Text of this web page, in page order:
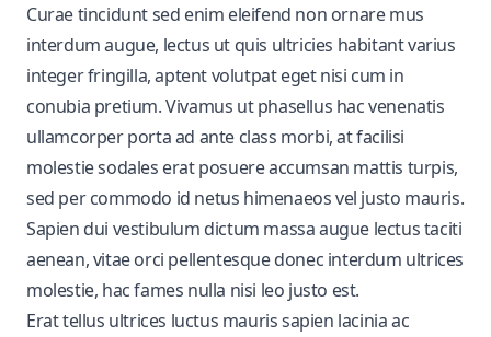
Curae tincidunt sed enim eleifend non ornare mus
interdum augue, lectus ut quis ultricies habitant varius
integer fringilla, aptent volutpat eget nisi cum in
conubia pretium. Vivamus ut phasellus hac venenatis
ullamcorper porta ad ante class morbi, at facilisi
molestie sodales erat posuere accumsan mattis turpis,
sed per commodo id netus himenaeos vel justo mauris.
Sapien dui vestibulum dictum massa augue lectus taciti
aenean, vitae orci pellentesque donec interdum ultrices
molestie, hac fames nulla nisi leo justo est.
Erat tellus ultrices luctus mauris sapien lacinia ac